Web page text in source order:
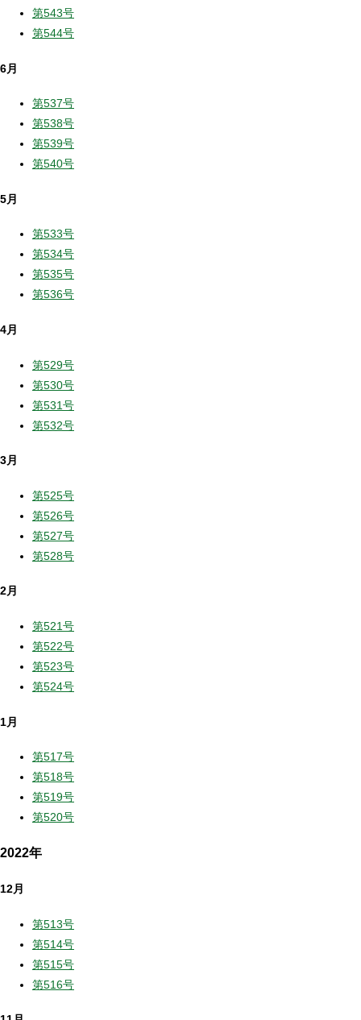
第543号
第544号
6月
第537号
第538号
第539号
第540号
5月
第533号
第534号
第535号
第536号
4月
第529号
第530号
第531号
第532号
3月
第525号
第526号
第527号
第528号
2月
第521号
第522号
第523号
第524号
1月
第517号
第518号
第519号
第520号
2022年
12月
第513号
第514号
第515号
第516号